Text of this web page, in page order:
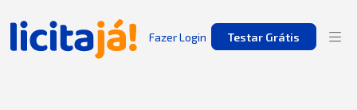
Fazer Login Testar Grátis